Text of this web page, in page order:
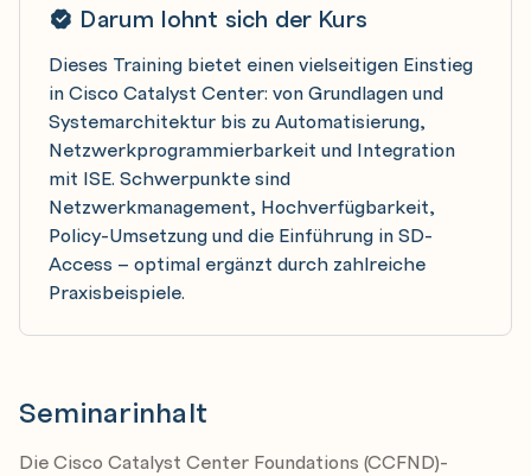
Darum lohnt sich der Kurs
Dieses Training bietet einen vielseitigen Einstieg
in Cisco Catalyst Center: von Grundlagen und
Systemarchitektur bis zu Automatisierung,
Netzwerkprogrammierbarkeit und Integration
mit ISE. Schwerpunkte sind
Netzwerkmanagement, Hochverfügbarkeit,
Policy-Umsetzung und die Einführung in SD-
Access – optimal ergänzt durch zahlreiche
Praxisbeispiele.
Seminarinhalt
Die Cisco Catalyst Center Foundations (CCFND)-